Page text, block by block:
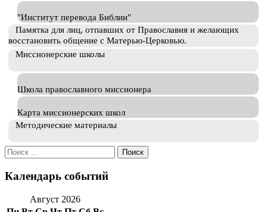
"Институт перевода Библии"
Памятка для лиц, отпавших от Православия и желающих
восстановить общение с Матерью-Церковью.
Миссионерские школы
Школа православного миссионера
Карта миссионерских школ
Методические материалы
Искать:
Календарь событий
Август 2026